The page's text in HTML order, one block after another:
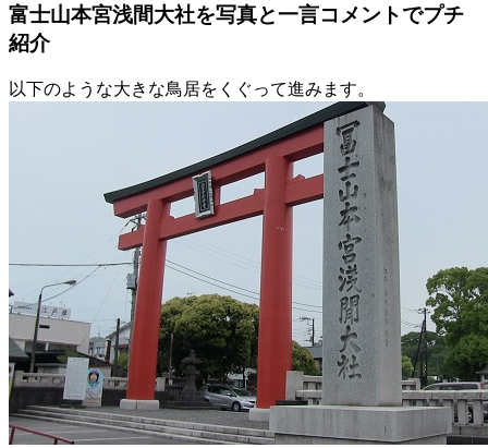
富士山本宮浅間大社を写真と一言コメントでプチ
紹介
以下のような大きな鳥居をくぐって進みます。